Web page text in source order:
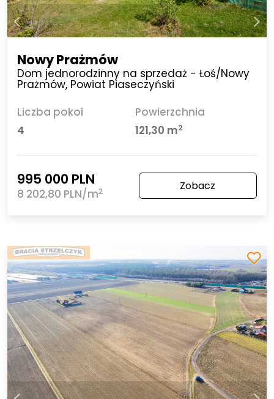
Nowy Prażmów
Dom jednorodzinny na sprzedaż - Łoś/Nowy
Prażmów, Powiat Piaseczyński
Liczba pokoi
4
Powierzchnia
121,30 m2
995 000 PLN
8 202,80 PLN/m2 Zobacz